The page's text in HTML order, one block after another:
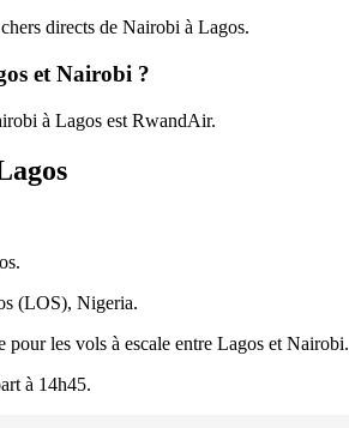
directs de Nairobi à Lagos.
et Nairobi ?
à Lagos est RwandAir.
(LOS), Nigeria.
les vols à escale entre Lagos et Nairobi.
à 14h45.